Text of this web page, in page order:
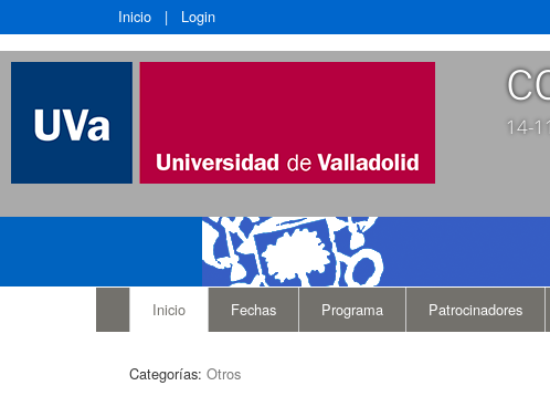
Inicio | Login
14-
Inicio Fechas Programa Patrocinadores
Categorías: Otros